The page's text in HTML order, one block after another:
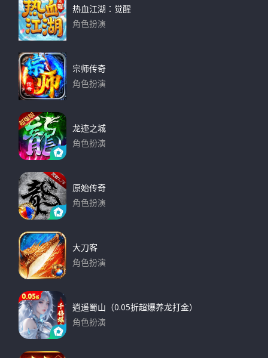
热血江湖：觉醒
角色扮演
宗师传奇
角色扮演
龙迹之城
角色扮演
原始传奇
角色扮演
大刀客
角色扮演
逍遥蜀山（0.05折超爆养龙打金）
角色扮演